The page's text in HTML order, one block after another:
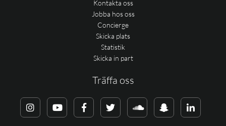
Kontakta oss
Jobba hos oss
Concierge
Skicka plats
Statistik
Skicka in part
Träffa oss